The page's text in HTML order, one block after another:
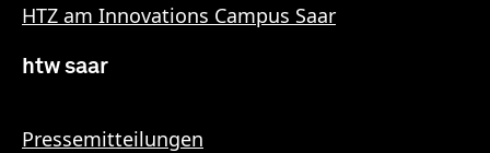
HTZ am Innovations Campus Saar
htw saar
Pressemitteilungen